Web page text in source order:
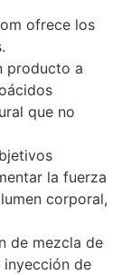
ofrece los
producto a
que no
la fuerza
corporal,
de mezcla de
de